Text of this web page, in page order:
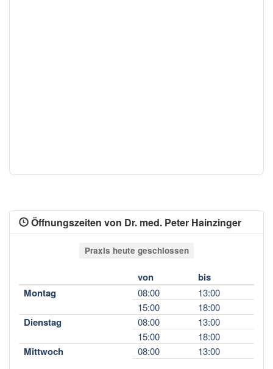
Öffnungszeiten von Dr. med. Peter Hainzinger
Praxis heute geschlossen
von
bis
Montag
08:00
13:00
15:00
18:00
Dienstag 08:00
13:00
15:00
18:00
Mittwoch 08:00 13:00